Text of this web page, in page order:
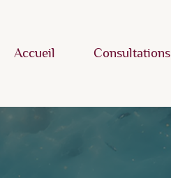
Accueil Consultations